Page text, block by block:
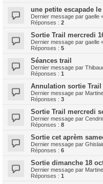
une petite escapade
Dernier message par gaelle
Réponses : 2
Sortie Trail mercredi
Dernier message par gaelle
Réponses : 5
Séances trail
Dernier message par
Réponses : 1
Annulation sortie Trail
Dernier message par
Réponses : 3
Sortie Trail mercredi
Dernier message par
Réponses : 8
Sortie cet aprèm
Dernier message par
Réponses : 6
Sortie dimanche 18
Dernier message par
Réponses : 1